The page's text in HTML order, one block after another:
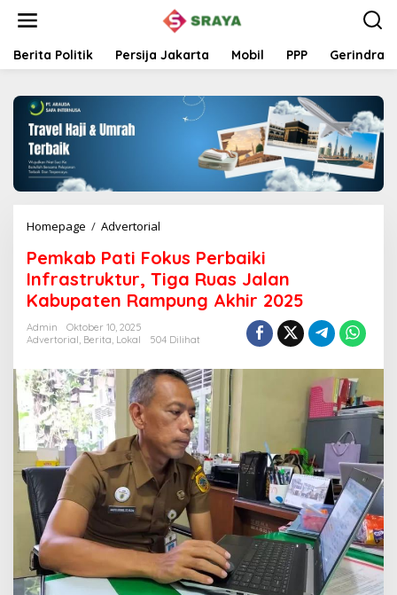
t
Berita Politik Persija Jakarta Mobil PPP Gerindra
Homepage / Advertorial
m
k
a
b
a
i
F
o
k
s
P
e
r
b
a
i
Pemkab Pati Fokus Perbaiki
Infrastruktur, Tiga Ruas Jalan
Kabupaten Rampung Akhir 2025
Admin
Oktober 10, 2025
Advertorial Berita Lokal 504 Dilihat